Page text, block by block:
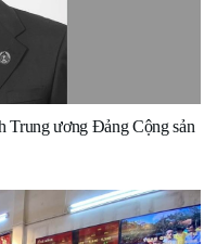
Trung ương Đảng Cộng sản